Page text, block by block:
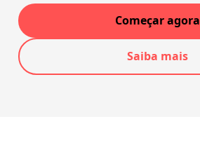
Começar agora
Saiba mais